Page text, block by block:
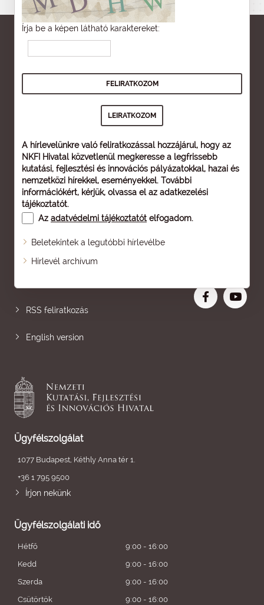
Írja be a képen látható karaktereket:
A hírlevelünkre való feliratkozással hozzájárul, hogy az
NKFI Hivatal közvetlenül megkeresse a legfrissebb
kutatási, fejlesztési és innovációs pályázatokkal, hazai és
nemzetközi hírekkel, eseményekkel. További
információkért, kérjük, olvassa el az adatkezelési
tájékoztatót.
Az adatvédelmi tájékoztatót elfogadom.
Beletekintek a legutóbbi hírlevélbe
Hírlevél archívum
Oldaltérkép
RSS feliratkozás
English version
Ügyfélszolgálat
1077 Budapest, Kéthly Anna tér 1.
+36 1 795 9500
Írjon nekünk
Ügyfélszolgálati idő
Hétfő
9:00 - 16:00
Kedd
9:00 - 16:00
Szerda
9:00 - 16:00
Csütörtök
9:00 - 16:00